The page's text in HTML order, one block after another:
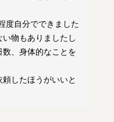
度自分でできました
物もありましたし
、身体的なことを
したほうがいいと